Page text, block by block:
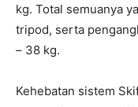
kg. Total semuanya
tripod, serta
– 38 kg.
Kehebatan sistem